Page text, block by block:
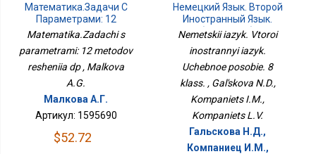
Математика.Задачи С
Параметрами: 12
Методов Решения Дп
Matematika.Zadachi s
parametrami: 12 metodov
resheniia dp , Malkova
A.G.
Малкова А.Г.
Артикул: 1595690
$52.72
Немецкий Язык. Второй
Иностранный Язык.
Учебное Пособие. 8
Класс.
Nemetskii iazyk. Vtoroi
inostrannyi iazyk.
Uchebnoe posobie. 8
klass. , Gal'skova N.D.,
Kompaniets I.M.,
Kompaniets L.V.
Гальскова Н.Д.,
Компаниец И.М.,